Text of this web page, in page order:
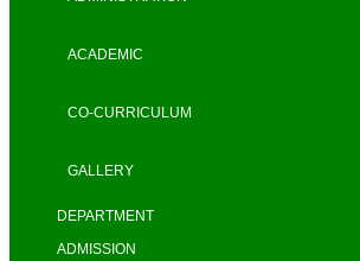
ACADEMIC
CO-CURRICULUM
GALLERY
DEPARTMENT
ADMISSION